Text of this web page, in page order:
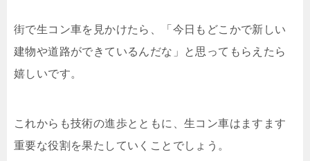
街で生コン車を見かけたら、「今日もどこかで新しい
建物や道路ができているんだな」と思ってもらえたら
嬉しいです。
これからも技術の進歩とともに、生コン車はますます
重要な役割を果たしていくことでしょう。